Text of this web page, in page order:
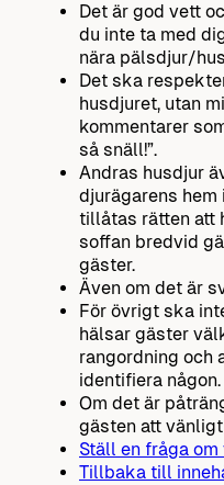
Det är god vett
du inte ta med
nära pälsdjur/
Det ska
husdjuret, utan
kommentarer
så snäll!”.
Andras husdjur
djurägarens hem
tillåtas rätten att
soffan bredvid
gäster.
Även om det är
För övrigt ska
hälsar gäster
rangordning och
identifiera någon.
Om det är
gästen att
Ställ en fråga
Tillbaka till